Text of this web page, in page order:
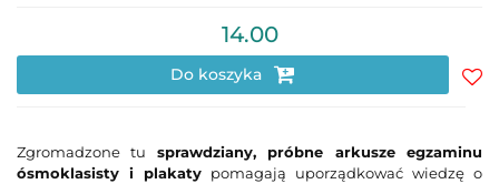
14.00
Do koszyka
Zgromadzone tu sprawdziany, próbne arkusze egzaminu
ósmoklasisty i plakaty pomagają uporządkować wiedzę o